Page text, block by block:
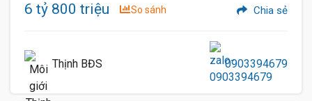
6 tỷ 800 triệu So sánh Chia sẻ
Thịnh BĐS 0903394679